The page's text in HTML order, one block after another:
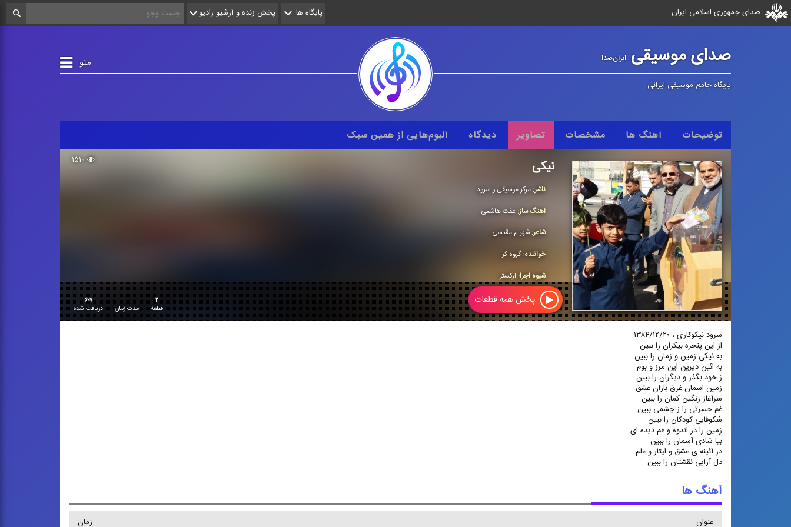
صدای جمهوری اسلامی ایران پایگاه ها پخش زنده و آرشیو رادیو
صدای موسیقیایران‌صدا منو
پایگاه جامع موسیقی ایرانی
توضیحات آهنگ ها مشخصات تصاویر دیدگاه آلبوم‌هایی از همین سبک
۱۵۱۰ نیکی
ناشر: مركز موسیقی و سرود
آهنگ ساز: عفت هاشمی
شاعر: شهرام مقدسی
خواننده:گروه كر
شیوه اجرا: اركستر
۲
قطعه
مدت زمان
۶۰۷
دریافت شده
پخش همه قطعات
سرود نیکوکاری ، ‏۲۰‎‏/‎‏۱۲‎‏/‎‏۱۳۸۴‎‏‎‏
از این پنجره بیکران را ببین
به نیکی زمین و زمان را ببین
به ائین دیرین این مرز و بوم
ز خود بگذر و دیگران را ببین
زمین اسمان غرق باران عشق
سرآغاز رنگین کمان را ببین
غم حسرتی را ز چشمی ببین
شکوفایی کودکان را ببین
زمین را در اندوه و غم دیده ای
بیا شادی آسمان را ببین
در آئینه ی عشق و ایثار و علم
دل آرایی نقشتان را ببین
آهنگ ها
عنوان
زمان